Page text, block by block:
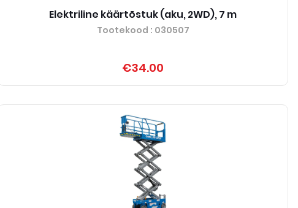
Elektriline käärtõstuk (aku, 2WD), 7 m
Tootekood : 030507
€34.00